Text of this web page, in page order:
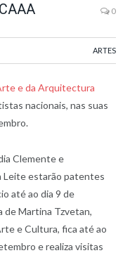
0
ARTES
e da Arquitectura
nacionais, nas suas
Clemente e
Leite estarão patentes
até ao dia 9 de
de Martina Tzvetan,
e Cultura, fica até ao
e realiza visitas